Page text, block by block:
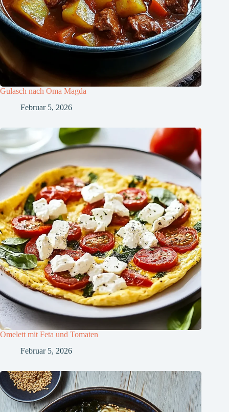
Gulasch nach Oma Magda
Februar 5, 2026
Omelett mit Feta und Tomaten
Februar 5, 2026